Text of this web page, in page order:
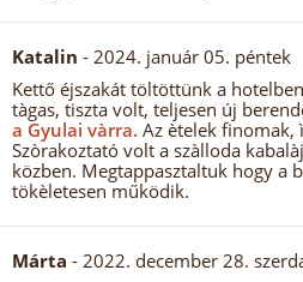
Katalin - 2024. január 05. péntek
Kettő éjszakát töltöttünk a
tàgas, tiszta volt, teljesen új
a Gyulai vàrra. Az ètelek finomak,
Szòrakoztató volt a szàlloda
közben. Megtappasztaltuk hogy a
tökèletesen működik.
Márta - 2022. december 28.